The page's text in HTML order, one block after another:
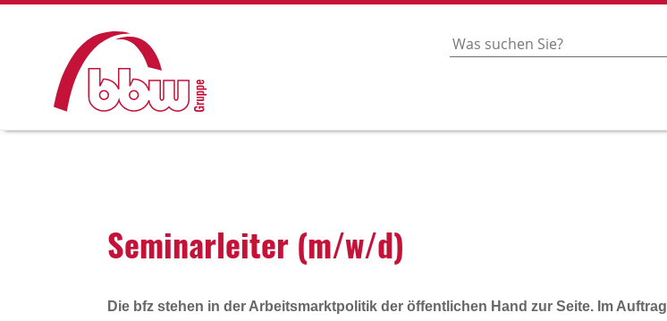
Semi­nar­leiter (m/w/d)
Die bfz stehen in der Arbeitsmarktpolitik der öffentlichen Hand zur Seite. Im Auftrag